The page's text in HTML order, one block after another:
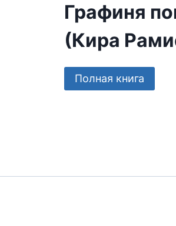
Графиня
(Кира
Полная книга